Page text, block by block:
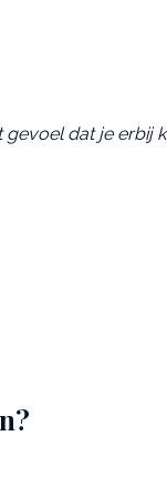
gevoel dat je erbij